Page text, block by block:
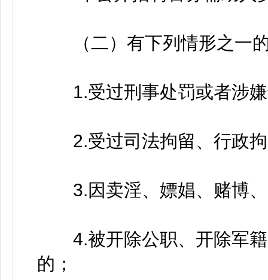
（二）有下列情形之一的
1.受过刑事处罚或者涉嫌
2.受过司法拘留、行政拘
3.因卖淫、嫖娼、赌博、
4.被开除公职、开除军籍
的；